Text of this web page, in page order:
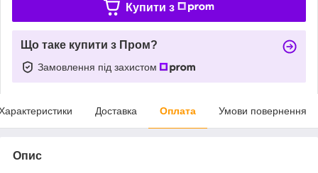
Купити з
Що таке купити з Пром?
Замовлення під захистом
Доставка Оплата Умови повернення
Опис